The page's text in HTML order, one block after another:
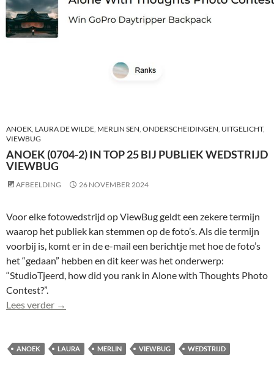
ANOEK, LAURA DE WILDE, MERLIN SEN, ONDERSCHEIDINGEN, UITGELICHT,
VIEWBUG
ANOEK (0704-2) IN TOP 25 BIJ PUBLIEK WEDSTRIJD
VIEWBUG
AFBEELDING 26 NOVEMBER 2024
Voor elke fotowedstrijd op ViewBug geldt een zekere termijn
waarop het publiek kan stemmen op de foto’s. Als die termijn
voorbij is, komt er in de e-mail een berichtje met hoe de foto’s
het “gedaan” hebben en dit keer was het onderwerp:
“StudioTjeerd, how did you rank in Alone with Thoughts Photo
Contest?”.
Lees verder Anoek (0704-2) in top 25 bij publiek wedstrijd
→
ANOEK LAURA MERLIN VIEWBUG WEDSTRIJD